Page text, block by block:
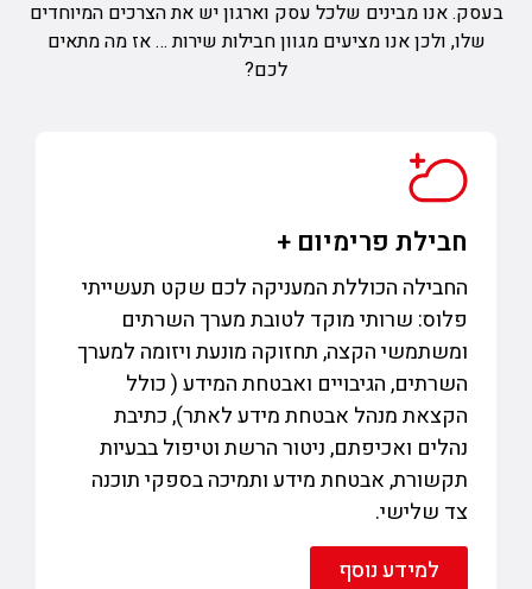
בעסק. אנו מבינים שלכל עסק וארגון יש את הצרכים המיוחדים
שלו, ולכן אנו מציעים מגוון חבילות שירות … אז מה מתאים
לכם?
חבילת פרימיום +
החבילה הכוללת המעניקה לכם שקט תעשייתי
פלוס: שרותי מוקד לטובת מערך השרתים
ומשתמשי הקצה, תחזוקה מונעת ויזומה למערך
השרתים, הגיבויים ואבטחת המידע ( כולל
הקצאת מנהל אבטחת מידע לאתר), כתיבת
נהלים ואכיפתם, ניטור הרשת וטיפול בבעיות
תקשורת, אבטחת מידע ותמיכה בספקי תוכנה
צד שלישי.
למידע נוסף